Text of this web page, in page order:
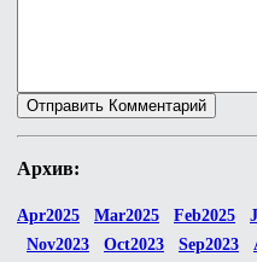
Архив:
Apr2025 Mar2025 Feb2025
Nov2023
Oct2023 Sep2023